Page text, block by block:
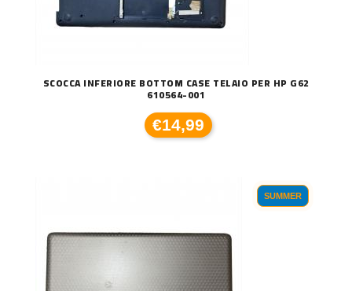
SCOCCA INFERIORE BOTTOM CASE TELAIO PER HP G62
610564-001
€14,99
SUMMER